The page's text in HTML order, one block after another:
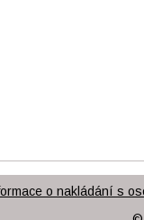
o nakládání s